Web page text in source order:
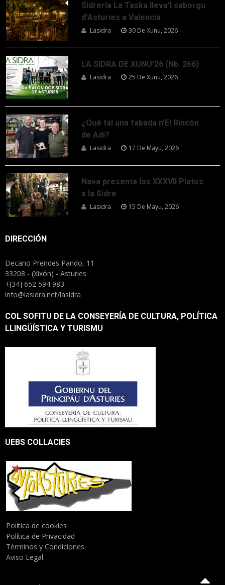
Sidrería La Taska lleva’l saborgu
d’Asturies a Valencia
Lasidra 30 De Xunu, 2026
LA SIDRA DE XUNU’26 (Nb. 266)
Lasidra 25 De Xunu, 2026
¿Qué tal una fabada n’El Rincón
de Adi?
Lasidra 17 De Mayu, 2026
Nava presenta los XXXVII Platos
a la Sidre
Lasidra 15 De Mayu, 2026
DIRECCIÓN
Decano Prendes Pando, 11
33208 - (Xixón) - Asturies
+[34] 652 594 983
info@lasidra.net/lasidra
COL SOFITU DE LA CONSEYERÍA DE CULTURA, POLÍTICA
LLINGÜÍSTICA Y TURISMU
UEBS COLLACIES
Política de cookies
Política de Privacidad
Términos y Condiciones
Aviso Legal